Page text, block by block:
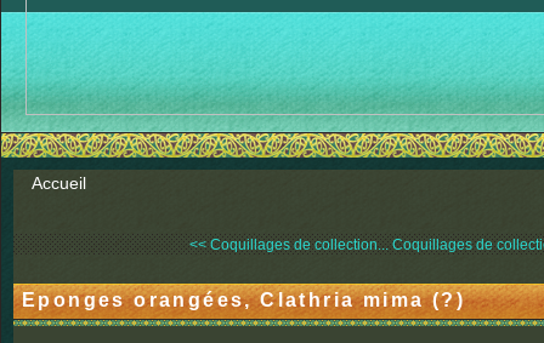
Accueil
<< Coquillages de collection... Coquillages de
Eponges orangées, Clathria mima (?)